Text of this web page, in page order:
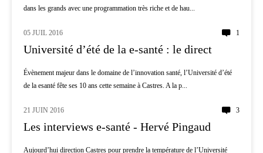
dans les grands avec une programmation très riche et de hau...
MÉDECINE
05 JUIL 2016 1
Université d’été de la e-santé : le direct
Évènement majeur dans le domaine de l’innovation santé, l’Université d’été
de la esanté fête ses 10 ans cette semaine à Castres. A la p...
INNOVATION
21 JUIN 2016 3
Les interviews e-santé - Hervé Pingaud
Aujourd’hui direction Castres pour prendre la température de l’Université